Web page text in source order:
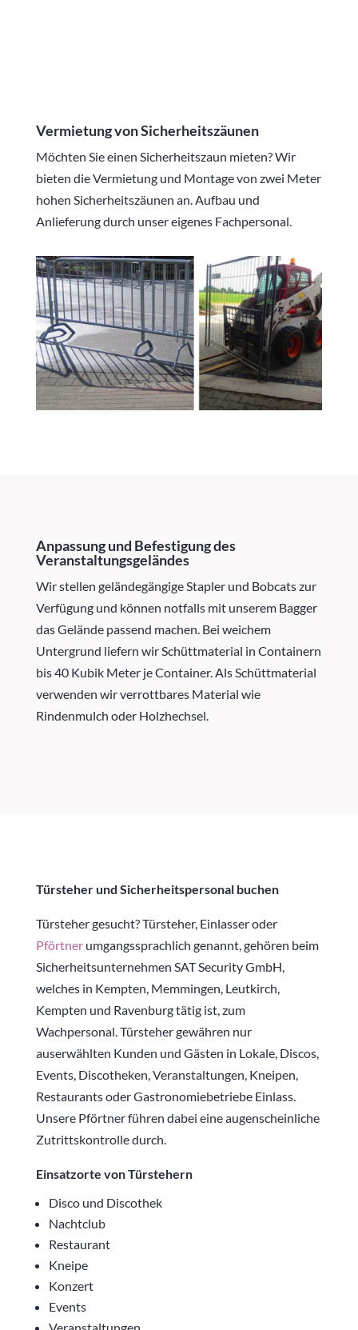
Vermietung von Sicherheitszäunen
Möchten Sie einen Sicherheitszaun mieten? Wir
bieten die Vermietung und Montage von zwei Meter
hohen Sicherheitszäunen an. Aufbau und
Anlieferung durch unser eigenes Fachpersonal.
Anpassung und Befestigung des
Veranstaltungsgeländes
Wir stellen geländegängige Stapler und Bobcats zur
Verfügung und können notfalls mit unserem Bagger
das Gelände passend machen. Bei weichem
Untergrund liefern wir Schüttmaterial in Containern
bis 40 Kubik Meter je Container. Als Schüttmaterial
verwenden wir verrottbares Material wie
Rindenmulch oder Holzhechsel.
Türsteher und Sicherheitspersonal buchen
Türsteher gesucht? Türsteher, Einlasser oder
Pförtnerumgangssprachlich genannt, gehören beim
Sicherheitsunternehmen SAT Security GmbH,
welches in Kempten, Memmingen, Leutkirch,
Kempten und Ravenburg tätig ist, zum
Wachpersonal. Türsteher gewähren nur
auserwählten Kunden und Gästen in Lokale, Discos,
Events, Discotheken, Veranstaltungen, Kneipen,
Restaurants oder Gastronomiebetriebe Einlass.
Unsere Pförtner führen dabei eine augenscheinliche
Zutrittskontrolle durch.
Einsatzorte von Türstehern
Disco und Discothek
Nachtclub
Restaurant
Kneipe
Konzert
Events